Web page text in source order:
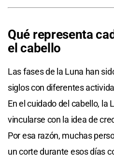
Qué representa
el cabello
Las fases de la Luna han
siglos con diferentes
En el cuidado del cabello, la
vincularse con la idea de
Por esa razón, muchas
un corte durante esos días